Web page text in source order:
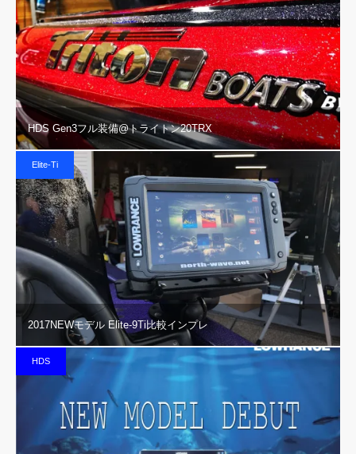
HDS Gen3フル装備@トライトン20TRX
Elite-Ti
2017NEWモデル Elite-9Ti比較インプレ
HDS